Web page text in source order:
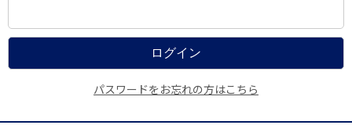
パスワードをお忘れの方はこちら